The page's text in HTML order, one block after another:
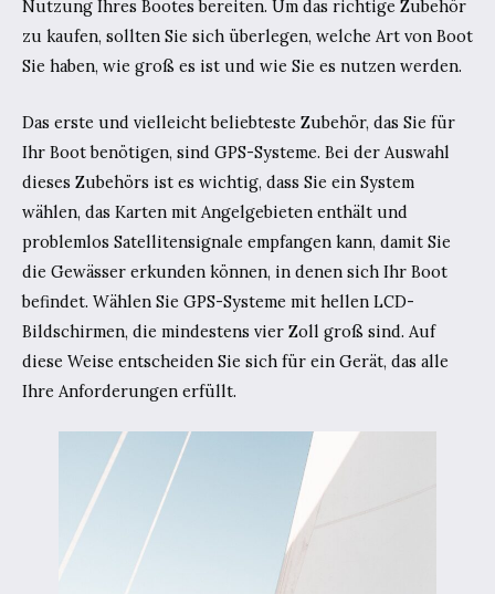
Nutzung Ihres Bootes bereiten. Um das richtige Zubehör
zu kaufen, sollten Sie sich überlegen, welche Art von Boot
Sie haben, wie groß es ist und wie Sie es nutzen werden.
Das erste und vielleicht beliebteste Zubehör, das Sie für
Ihr Boot benötigen, sind GPS-Systeme. Bei der Auswahl
dieses Zubehörs ist es wichtig, dass Sie ein System
wählen, das Karten mit Angelgebieten enthält und
problemlos Satellitensignale empfangen kann, damit Sie
die Gewässer erkunden können, in denen sich Ihr Boot
befindet. Wählen Sie GPS-Systeme mit hellen LCD-
Bildschirmen, die mindestens vier Zoll groß sind. Auf
diese Weise entscheiden Sie sich für ein Gerät, das alle
Ihre Anforderungen erfüllt.